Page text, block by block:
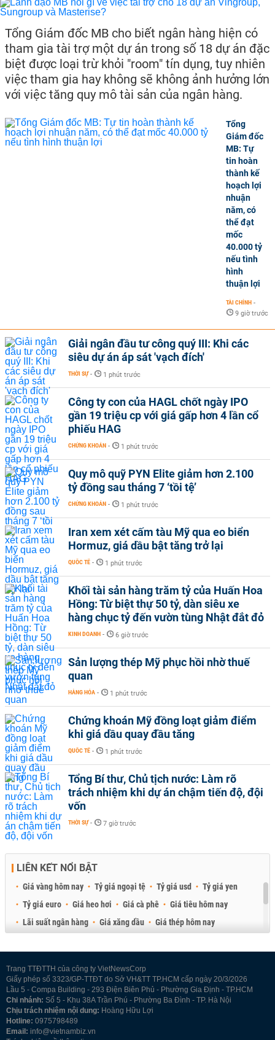
Tổng Giám đốc MB cho biết ngân hàng hiện có
tham gia tài trợ một dự án trong số 18 dự án đặc
biệt được loại trừ khỏi "room" tín dụng, tuy nhiên
việc tham gia hay không sẽ không ảnh hưởng lớn
với việc tăng quy mô tài sản của ngân hàng.
Tổng
Giám đốc
MB: Tự
tin hoàn
thành kế
hoạch lợi
nhuận
năm, có
thể đạt
mốc
40.000 tỷ
nếu tình
hình
thuận lợi
TÀI CHÍNH -
9 giờ trước
Giải ngân đầu tư công quý III: Khi các
siêu dự án áp sát 'vạch đích'
THỜI SỰ - 1 phút trước
Công ty con của HAGL chốt ngày IPO
gần 19 triệu cp với giá gấp hơn 4 lần cổ
phiếu HAG
CHỨNG KHOÁN - 1 phút trước
Quy mô quỹ PYN Elite giảm hơn 2.100
tỷ đồng sau tháng 7 ‘tồi tệ’
CHỨNG KHOÁN - 1 phút trước
Iran xem xét cấm tàu Mỹ qua eo biển
Hormuz, giá dầu bật tăng trở lại
QUỐC TẾ - 1 phút trước
Khối tài sản hàng trăm tỷ của Huấn Hoa
Hồng: Từ biệt thự 50 tỷ, dàn siêu xe
hàng chục tỷ đến vườn tùng Nhật đắt đỏ
KINH DOANH - 6 giờ trước
Sản lượng thép Mỹ phục hồi nhờ thuế
quan
HÀNG HÓA - 1 phút trước
Chứng khoán Mỹ đồng loạt giảm điểm
khi giá dầu quay đầu tăng
QUỐC TẾ - 1 phút trước
Tổng Bí thư, Chủ tịch nước: Làm rõ
trách nhiệm khi dự án chậm tiến độ, đội
vốn
THỜI SỰ - 7 giờ trước
LIÊN KẾT NỔI BẬT
Giá vàng hôm nay Tỷ giá ngoại tệ Tỷ giá usd
Tỷ giá yen
Tỷ giá euro
Giá heo hơi Giá cà phê
Giá tiêu hôm nay
Lãi suất ngân hàng
Giá xăng dầu
Giá thép hôm nay
Trang TTĐTTH của công ty VietNewsCorp
Giấy phép số 3323/GP-TTĐT do Sở VH&TT TP.HCM cấp ngày 20/3/2026
Lầu 5 - Compa Building - 293 Điện Biên Phủ - Phường Gia Định - TP.HCM
Chi nhánh: Số 5 - Khu 38A Trần Phú - Phường Ba Đình - TP. Hà Nội
Chịu trách nhiệm nội dung: Hoàng Hữu Lợi
Hotline: 0975798489
Email: info@vietnambiz.vn